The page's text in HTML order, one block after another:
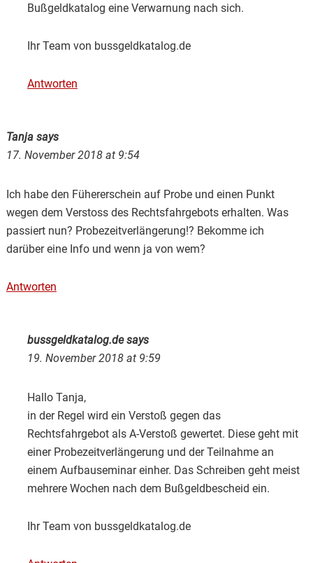
Bußgeldkatalog eine Verwarnung nach sich.
Ihr Team von bussgeldkatalog.de
Antworten
Tanja says
17. November 2018 at 9:54
Ich habe den Fühererschein auf Probe und einen Punkt
wegen dem Verstoss des Rechtsfahrgebots erhalten. Was
passiert nun? Probezeitverlängerung!? Bekomme ich
darüber eine Info und wenn ja von wem?
Antworten
bussgeldkatalog.desays
19. November 2018 at 9:59
Hallo Tanja,
in der Regel wird ein Verstoß gegen das
Rechtsfahrgebot als A-Verstoß gewertet. Diese geht mit
einer Probezeitverlängerung und der Teilnahme an
einem Aufbauseminar einher. Das Schreiben geht meist
mehrere Wochen nach dem Bußgeldbescheid ein.
Ihr Team von bussgeldkatalog.de